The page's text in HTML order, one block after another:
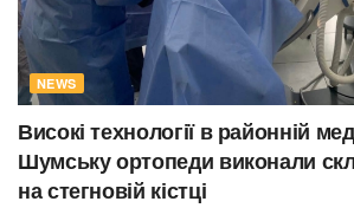
NEWS
Високі технології в районній
Шумську ортопеди виконали
на стегновій кістці